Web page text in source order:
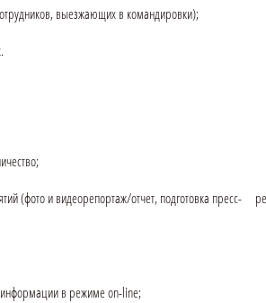
выезжающих в командировки);
(фото и видеорепортаж/отчет, подготовка пресс-
в режиме on-line;